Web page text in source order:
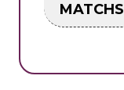
MATCHS